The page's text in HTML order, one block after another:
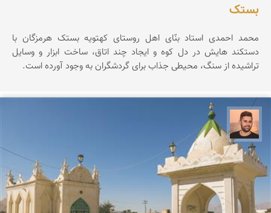
بستک
محمد احمدی استاد بنّای اهل روستای کهتویه بستک هرمزگان با
دستکند هایش در دل کوه و ایجاد چند اتاق، ساخت ابزار و وسایل
تراشیده از سنگ، محیطی جذاب برای گردشگران به وجود آورده است.
ابراهیم رفیعی